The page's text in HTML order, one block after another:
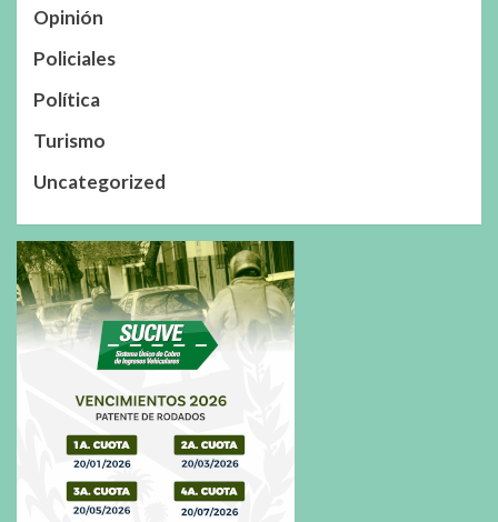
Opinión
Policiales
Política
Turismo
Uncategorized